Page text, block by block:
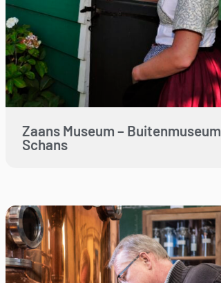
Zaans Museum – Buitenmuseum
Schans